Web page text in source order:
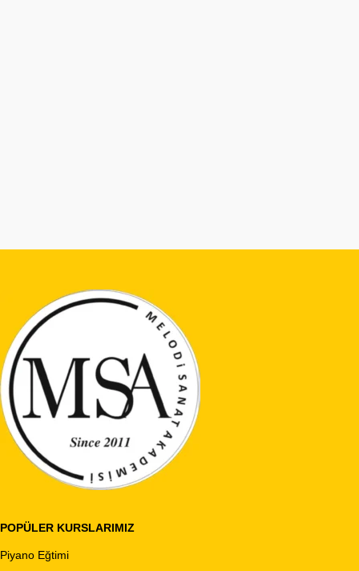
POPÜLER KURSLARIMIZ
Piyano Eğtimi